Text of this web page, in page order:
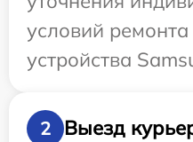
условий
устройства
2
Выезд